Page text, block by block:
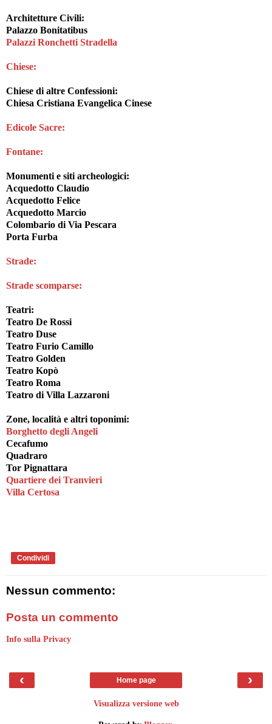
Architetture Civili:
Palazzo Bonitatibus
Palazzi Ronchetti Stradella
Chiese:
Chiese di altre Confessioni:
Chiesa Cristiana Evangelica Cinese
Edicole Sacre:
Fontane:
Monumenti e siti archeologici:
Acquedotto Claudio
Acquedotto Felice
Acquedotto Marcio
Colombario di Via Pescara
Porta Furba
Strade:
Strade scomparse:
Teatri:
Teatro De Rossi
Teatro Duse
Teatro Furio Camillo
Teatro Golden
Teatro Kopò
Teatro Roma
Teatro di Villa Lazzaroni
Zone, località e altri toponimi:
Borghetto degli Angeli
Cecafumo
Quadraro
Tor Pignattara
Quartiere dei Tranvieri
Villa Certosa
Condividi
Nessun commento:
Posta un commento
Info sulla Privacy
‹ ›
Home page
Visualizza versione web